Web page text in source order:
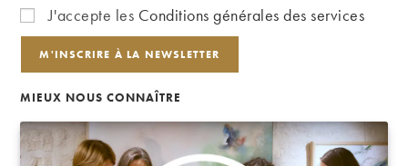
J'accepte les Conditions générales des services
MIEUX NOUS CONNAÎTRE